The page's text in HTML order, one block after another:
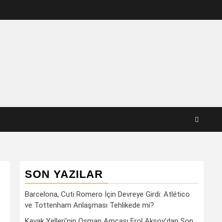
SON YAZILAR
Barcelona, Cuti Romero İçin Devreye Girdi: Atlético
ve Tottenham Anlaşması Tehlikede mi?